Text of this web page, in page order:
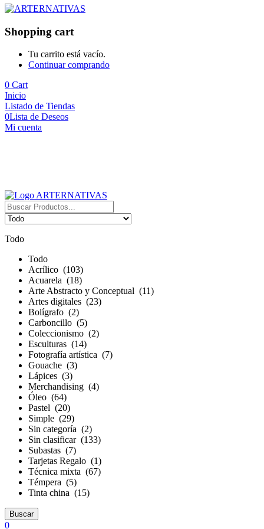
Shopping cart
Tu carrito está vacío.
Continuar comprando
0 Cart
Inicio
Listado de Tiendas
0Lista de Deseos
Mi cuenta
Todo
Todo
Acrílico (103)
Acuarela (18)
Arte Abstracto y Conceptual (11)
Artes digitales (23)
Bolígrafo (2)
Carboncillo (5)
Coleccionismo (2)
Esculturas (14)
Fotografía artística (7)
Gouache (3)
Lápices (3)
Merchandising (4)
Óleo (64)
Pastel (20)
Simple (29)
Sin categoría (2)
Sin clasificar (133)
Subastas (7)
Tarjetas Regalo (1)
Técnica mixta (67)
Témpera (5)
Tinta china (15)
Buscar
0